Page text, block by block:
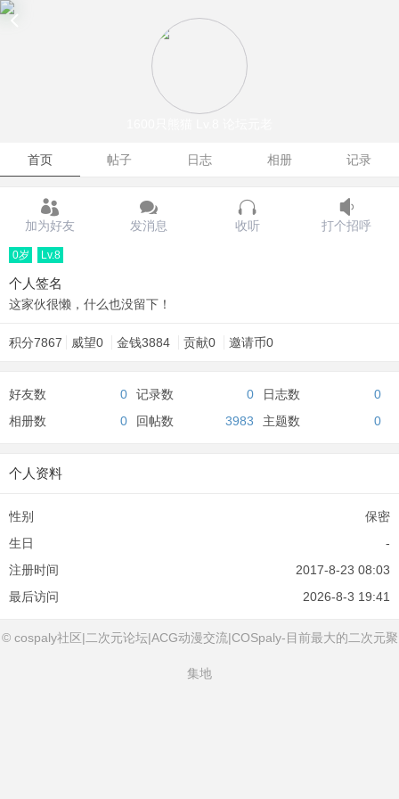
首页 帖子 日志 相册 记录
加为好友 发消息 收听 打个招呼
0岁 Lv.8
个人签名
这家伙很懒，什么也没留下！
积分7867 威望0 金钱3884 贡献0 邀请币0
好友数 0 记录数 0 日志数
0
相册数
0 回帖数 3983 主题数 0
个人资料
性别
保密
生日
-
注册时间
2017-8-23 08:03
最后访问
2026-8-3 19:41
© cospaly社区|二次元论坛|ACG动漫交流|COSpaly-目前最大的二次元聚
集地